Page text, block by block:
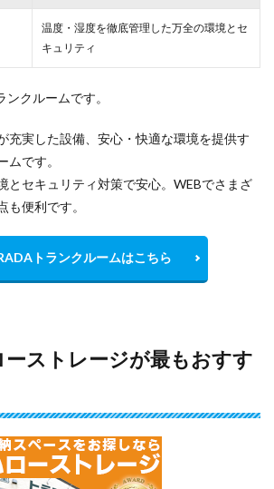
温度・湿度を徹底管理した万全の環境とセ
キュリティ
クルームです。
充実した設備、安心・快適な環境を提供す
ムです。
とセキュリティ対策で安心。WEBでさまざ
も便利です。
トランクルームはこちら
ストレージが最もおすす